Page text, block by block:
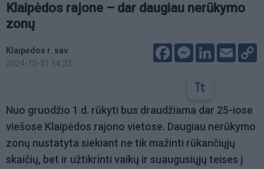
Klaipėdos rajone – dar daugiau nerūkymo
zonų
Klaipėdos r. sav.
2024-10-31 14:23
FacebookMessenger
LinkedIn
Email
Nuo gruodžio 1 d. rūkyti bus draudžiama dar 25-iose
viešose Klaipėdos rajono vietose. Daugiau nerūkymo
zonų nustatyta siekiant ne tik mažinti rūkančiųjų
skaičių, bet ir užtikrinti vaikų ir suaugusiųjų teises į